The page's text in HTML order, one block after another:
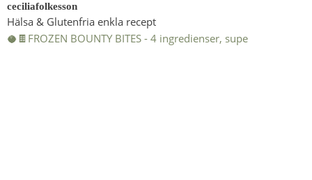
ceciliafolkesson
Hälsa & Glutenfria enkla recept
🥥🍫FROZEN BOUNTY BITES - 4 ingredienser, supe